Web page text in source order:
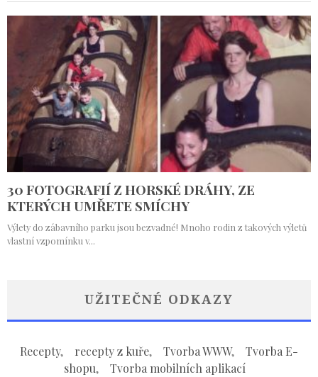
UŽITEČNÉ ODKAZY
Recepty, recepty z kuře, Tvorba WWW, Tvorba E-
shopu, Tvorba mobilních aplikací